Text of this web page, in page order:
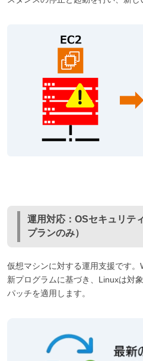
運用対応：OSセキュリテ
プランのみ）
仮想マシンに対する運用支援です
新プログラムに基づき、Linuxは対
パッチを適用します。